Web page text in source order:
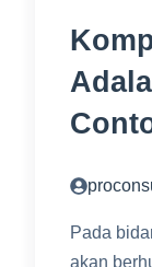
Pada
akan